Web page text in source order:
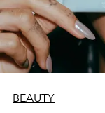
BEAUTY